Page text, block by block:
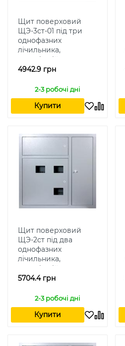
Щит поверховий
ЩЭ-3ст-01 під три
однофазних
лічильника,
внутрішній
4942.9 грн
2-3 робочі дні
Купити
Щит поверховий
ЩЭ-2ст під два
однофазних
лічильника,
внутрішній
5704.4 грн
2-3 робочі дні
Купити